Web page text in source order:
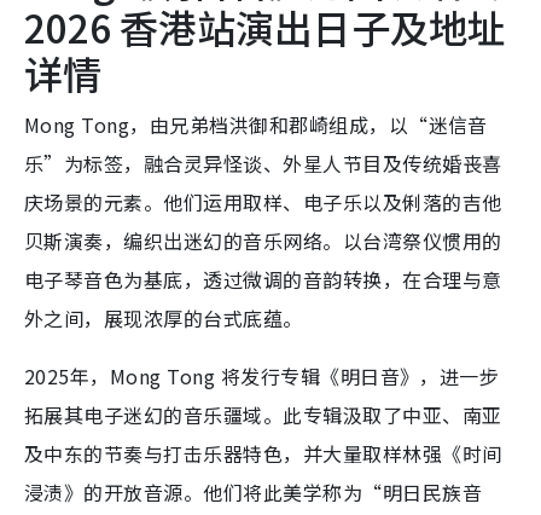
2026 香港站演出日子及地址
详情
Mong Tong，由兄弟档洪御和郡崎组成，以“迷信音
乐”为标签，融合灵异怪谈、外星人节目及传统婚丧喜
庆场景的元素。他们运用取样、电子乐以及俐落的吉他
贝斯演奏，编织出迷幻的音乐网络。以台湾祭仪惯用的
电子琴音色为基底，透过微调的音韵转换，在合理与意
外之间，展现浓厚的台式底蕴。
2025年，Mong Tong 将发行专辑《明日音》，进一步
拓展其电子迷幻的音乐疆域。此专辑汲取了中亚、南亚
及中东的节奏与打击乐器特色，并大量取样林强《时间
浸渍》的开放音源。他们将此美学称为“明日民族音